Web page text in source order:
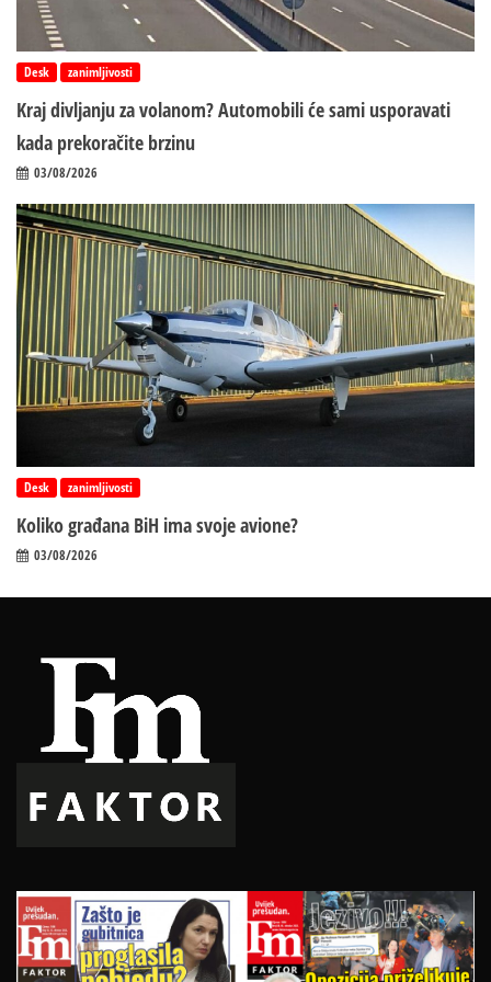
Desk zanimljivosti
Kraj divljanju za volanom? Automobili će sami usporavati
kada prekoračite brzinu
03/08/2026
Desk zanimljivosti
Koliko građana BiH ima svoje avione?
03/08/2026